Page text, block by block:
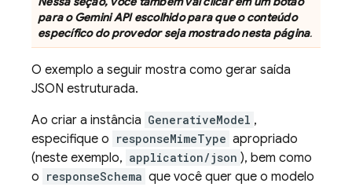
para oGemini APIescolhido para que o conteúdo
específico do provedor seja mostrado nesta página.
O exemplo a seguir mostra como gerar saída
JSON estruturada.
Ao criar a instância GenerativeModel ,
especifique o responseMimeType apropriado
(neste exemplo, application/json ), bem como
o responseSchema que você quer que o modelo